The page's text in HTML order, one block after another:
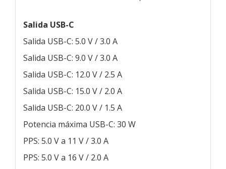
Salida USB-C
Salida USB-C: 5.0 V / 3.0 A
Salida USB-C: 9.0 V / 3.0 A
Salida USB-C: 12.0 V / 2.5 A
Salida USB-C: 15.0 V / 2.0 A
Salida USB-C: 20.0 V / 1.5 A
Potencia máxima USB-C: 30 W
PPS: 5.0 V a 11 V / 3.0 A
PPS: 5.0 V a 16 V / 2.0 A